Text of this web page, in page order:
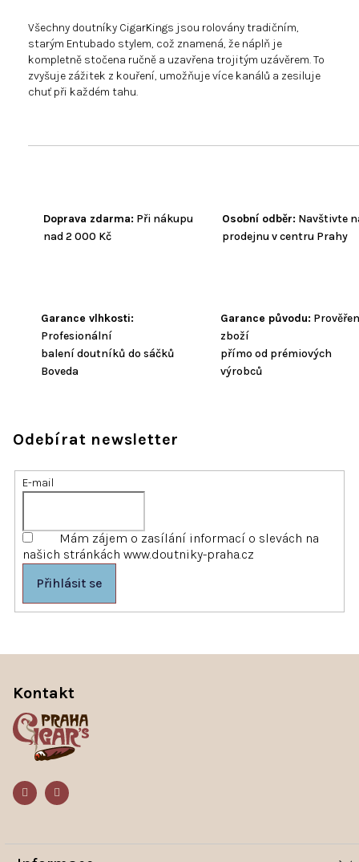
Doprava zdarma: Při nákupu
nad 2 000 Kč
Osobní odběr: Navštivte
prodejnu v centru Prahy
Garance vlhkosti:
Profesionální
balení doutníků do sáčků
Boveda
Garance původu:
zboží
přímo od prémiových
výrobců
Všechny doutníky CigarKings jsou rolovány tradičním,
starým Entubado stylem, což znamená, že náplň je
kompletně stočena ručně a uzavřena trojitým uzávěrem. To
zvyšuje zážitek z kouření, umožňuje více kanálů a zesiluje
chuť při každém tahu.
Odebírat newsletter
E-mail
Mám zájem o zasílání informací o slevách na
našich stránkách www.doutniky-praha.cz
Přihlásit se
Kontakt